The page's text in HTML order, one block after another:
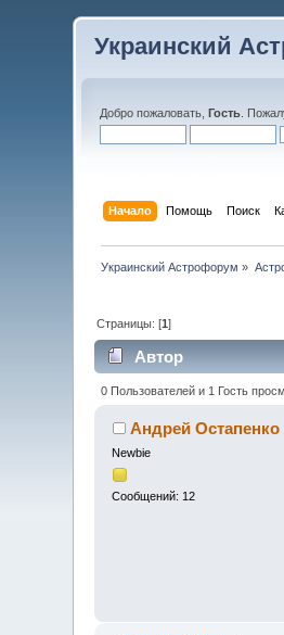
Украинский
Добро пожаловать,Гость .
Начало Помощь Поиск
Украинский Астрофорум »
Страницы: [1]
Автор
0 Пользователей и 1 Гость
Андрей Остапенко
Newbie
Сообщений: 12